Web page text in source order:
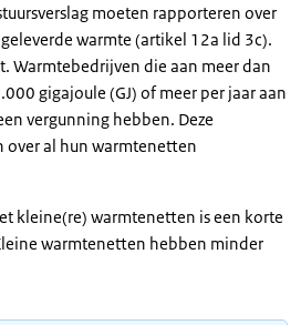
moeten rapporteren over
warmte (artikel 12a lid 3c).
Warmtebedrijven die aan meer dan
gigajoule (GJ) of meer per jaar aan
vergunning hebben. Deze
al hun warmtenetten
kleine(re) warmtenetten is een korte
warmtenetten hebben minder